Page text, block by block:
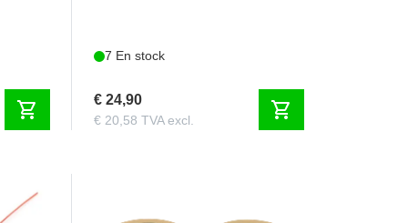
shopping_cart
7 En stock
€ 24,90
€ 20,58 TVA excl. shopping_cart